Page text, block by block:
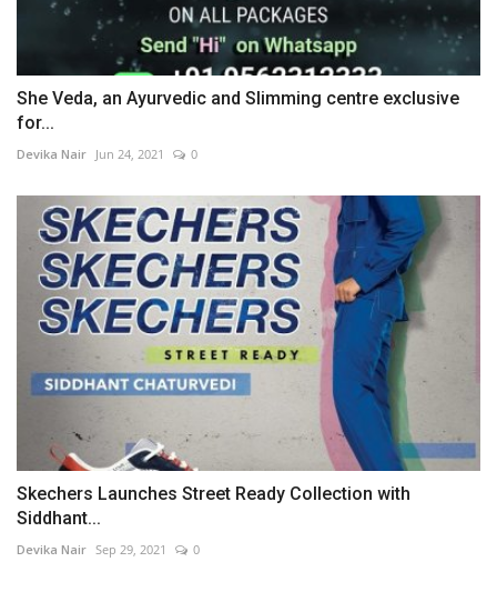
She Veda, an Ayurvedic and Slimming centre exclusive
for...
Devika Nair Jun 24, 2021 0
Skechers Launches Street Ready Collection with
Siddhant...
Devika Nair Sep 29, 2021 0